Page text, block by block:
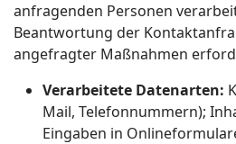
anfragenden Personen
Beantwortung der
angefragter Maßnahmen
Verarbeitete Datenarten:
Mail, Telefonnummern);
Eingaben in